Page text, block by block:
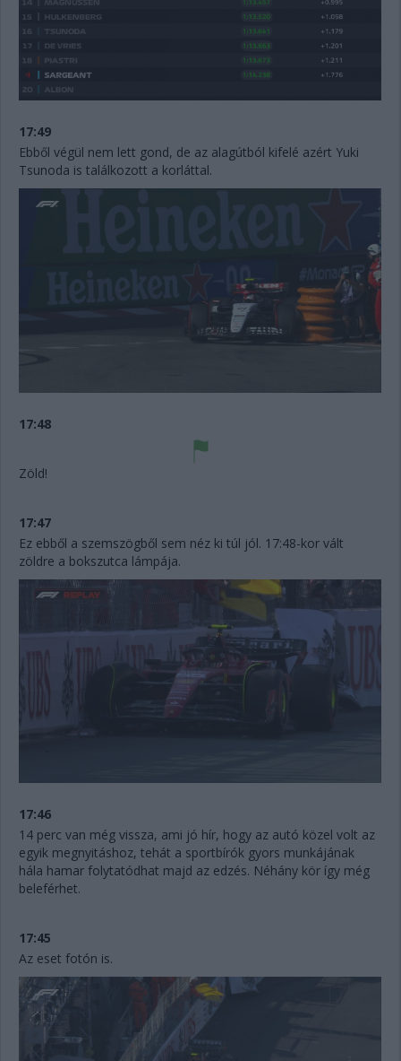
17:49
Ebből végül nem lett gond, de az alagútból kifelé azért Yuki
Tsunoda is találkozott a korláttal.
17:48
Zöld!
17:47
Ez ebből a szemszögből sem néz ki túl jól. 17:48-kor vált
zöldre a bokszutca lámpája.
17:46
14 perc van még vissza, ami jó hír, hogy az autó közel volt az
egyik megnyitáshoz, tehát a sportbírók gyors munkájának
hála hamar folytatódhat majd az edzés. Néhány kör így még
beleférhet.
17:45
Az eset fotón is.